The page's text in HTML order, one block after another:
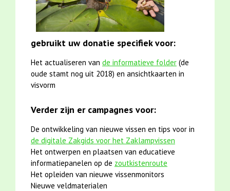
gebruikt uw donatie specifiek voor:
Het actualiseren van de informatieve folder (de
oude stamt nog uit 2018) en ansichtkaarten in
visvorm
Verder zijn er campagnes voor:
De ontwikkeling van nieuwe vissen en tips voor in
de digitale Zakgids voor het Zaklampvissen
Het ontwerpen en plaatsen van educatieve
informatiepanelen op de zoutkistenroute
Het opleiden van nieuwe vissenmonitors
Nieuwe veldmaterialen